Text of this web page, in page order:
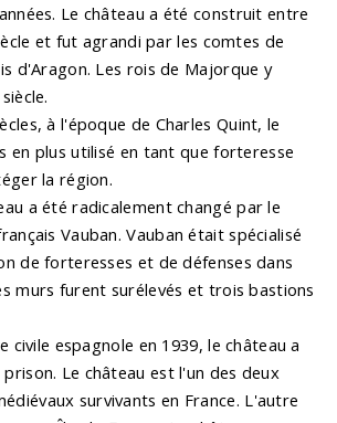
Le château a été construit entre
et fut agrandi par les comtes de
d'Aragon. Les rois de Majorque y
à l'époque de Charles Quint, le
en plus utilisé en tant que forteresse
la région.
a été radicalement changé par le
Vauban. Vauban était spécialisé
de forteresses et de défenses dans
murs furent surélevés et trois bastions
civile espagnole en 1939, le château a
Le château est l'un des deux
survivants en France. L'autre